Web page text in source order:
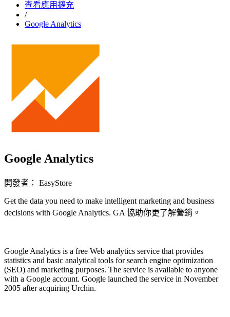
查看應用擴充
/
Google Analytics
Google Analytics
開發者： EasyStore
Get the data you need to make intelligent marketing and business
decisions with Google Analytics. GA 協助你更了解營銷。
Google Analytics is a free Web analytics service that provides
statistics and basic analytical tools for search engine optimization
(SEO) and marketing purposes. The service is available to anyone
with a Google account. Google launched the service in November
2005 after acquiring Urchin.